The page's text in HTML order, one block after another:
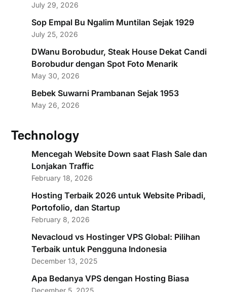
July 29, 2026
Sop Empal Bu Ngalim Muntilan Sejak 1929
July 25, 2026
DWanu Borobudur, Steak House Dekat Candi
Borobudur dengan Spot Foto Menarik
May 30, 2026
Bebek Suwarni Prambanan Sejak 1953
May 26, 2026
Technology
Mencegah Website Down saat Flash Sale dan
Lonjakan Traffic
February 18, 2026
Hosting Terbaik 2026 untuk Website Pribadi,
Portofolio, dan Startup
February 8, 2026
Nevacloud vs Hostinger VPS Global: Pilihan
Terbaik untuk Pengguna Indonesia
December 13, 2025
Apa Bedanya VPS dengan Hosting Biasa